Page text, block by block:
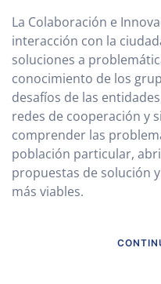
La Colaboración e
interacción con la
soluciones a
conocimiento de los
desafíos de las
redes de cooperación y
comprender las
población particular,
propuestas de solución
más viables.